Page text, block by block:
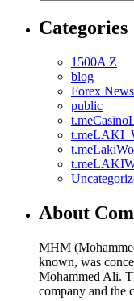
Categories
1500A Z
blog
Forex News
public
About
MHM
known, was
Mohammed Ali.
company and the